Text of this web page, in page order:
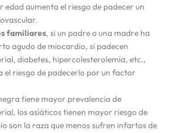
edad aumenta el riesgo de padecer un
familiares, si un padre o una madre ha
agudo de miocardio, si padecen
diabetes, hipercolesterolemia, etc.,
el riesgo de padecerlo por un factor
tiene mayor prevalencia de
los asiáticos tienen mayor riesgo de
son la raza que menos sufren infartos de